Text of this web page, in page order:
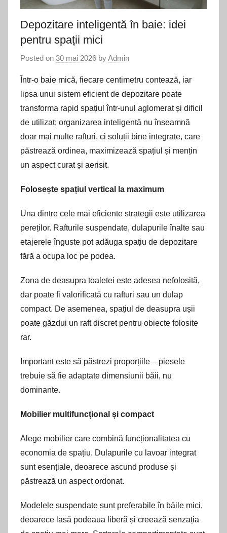
Depozitare inteligentă în baie: idei
pentru spații mici
Posted on 30 mai 2026 byAdmin
Într-o baie mică, fiecare centimetru contează, iar
lipsa unui sistem eficient de depozitare poate
transforma rapid spațiul într-unul aglomerat și dificil
de utilizat; organizarea inteligentă nu înseamnă
doar mai multe rafturi, ci soluții bine integrate, care
păstrează ordinea, maximizează spațiul și mențin
un aspect curat și aerisit.
Folosește spațiul vertical la maximum
Una dintre cele mai eficiente strategii este utilizarea
pereților. Rafturile suspendate, dulapurile înalte sau
etajerele înguste pot adăuga spațiu de depozitare
fără a ocupa loc pe podea.
Zona de deasupra toaletei este adesea nefolosită,
dar poate fi valorificată cu rafturi sau un dulap
compact. De asemenea, spațiul de deasupra ușii
poate găzdui un raft discret pentru obiecte folosite
rar.
Important este să păstrezi proporțiile – piesele
trebuie să fie adaptate dimensiunii băii, nu
dominante.
Mobilier multifuncțional și compact
Alege mobilier care combină funcționalitatea cu
economia de spațiu. Dulapurile cu lavoar integrat
sunt esențiale, deoarece ascund produse și
păstrează un aspect ordonat.
Modelele suspendate sunt preferabile în băile mici,
deoarece lasă podeaua liberă și creează senzația